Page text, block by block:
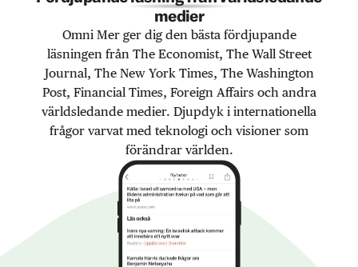
medier
Omni Mer ger dig den bästa fördjupande
läsningen från The Economist, The Wall Street
Journal, The New York Times, The Washington
Post, Financial Times, Foreign Affairs och andra
världsledande medier. Djupdyk i internationella
frågor varvat med teknologi och visioner som
förändrar världen.